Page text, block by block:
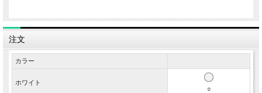
注文
カラー
ホワイト
○